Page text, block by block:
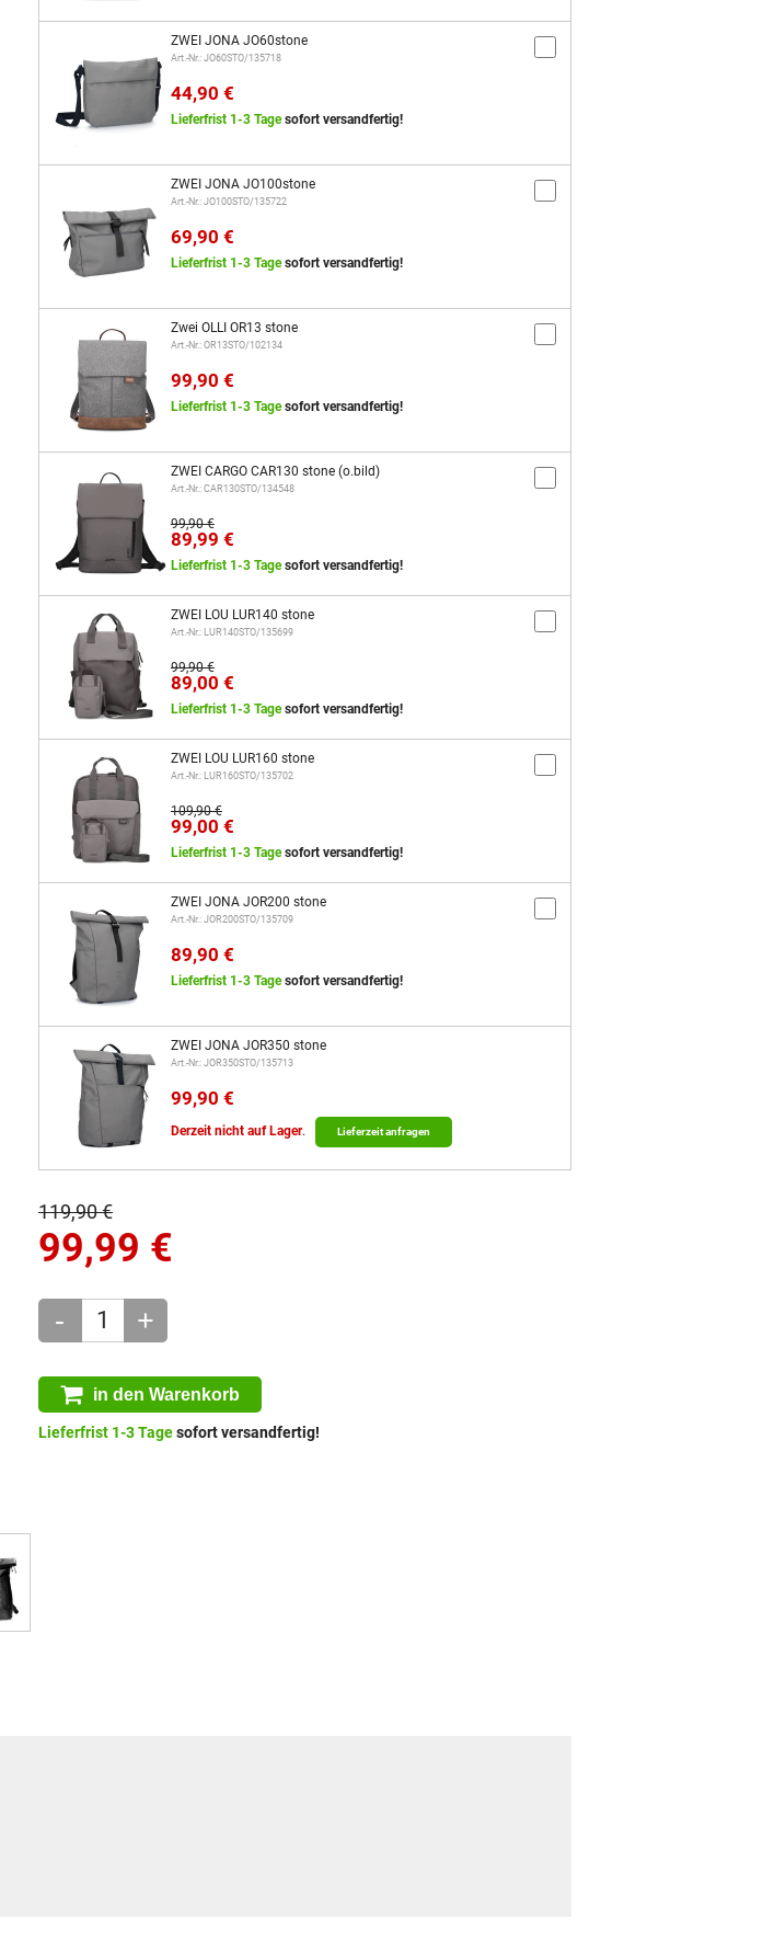
ZWEI JONA JO60stone
Art.-Nr.: JO60STO/135718
44,90 €
Lieferfrist 1-3 Tagesofort versandfertig!
ZWEI JONA JO100stone
Art.-Nr.: JO100STO/135722
69,90 €
Lieferfrist 1-3 Tagesofort versandfertig!
Zwei OLLI OR13 stone
Art.-Nr.: OR13STO/102134
99,90 €
Lieferfrist 1-3 Tagesofort versandfertig!
ZWEI CARGO CAR130 stone (o.bild)
Art.-Nr.: CAR130STO/134548
99,90 €
89,99 €
Lieferfrist 1-3 Tagesofort versandfertig!
ZWEI LOU LUR140 stone
Art.-Nr.: LUR140STO/135699
99,90 €
89,00 €
Lieferfrist 1-3 Tagesofort versandfertig!
ZWEI LOU LUR160 stone
Art.-Nr.: LUR160STO/135702
109,90 €
99,00 €
Lieferfrist 1-3 Tagesofort versandfertig!
ZWEI JONA JOR200 stone
Art.-Nr.: JOR200STO/135709
89,90 €
Lieferfrist 1-3 Tagesofort versandfertig!
ZWEI JONA JOR350 stone
Art.-Nr.: JOR350STO/135713
99,90 €
Derzeit nicht auf Lager. Lieferzeit anfragen
119,90 €
99,99 €
- +
in den Warenkorb
Lieferfrist 1-3 Tagesofort versandfertig!